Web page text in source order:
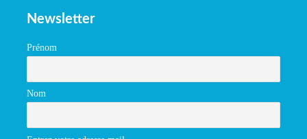
Newsletter
Prénom
Nom